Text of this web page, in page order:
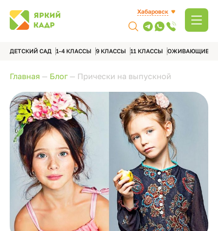
Хабаровск
ДЕТСКИЙ САД 1-4 КЛАССЫ 9 КЛАССЫ 11 КЛАССЫ ОЖИВАЮЩИЕ
Главная — Блог — Прически на выпускной